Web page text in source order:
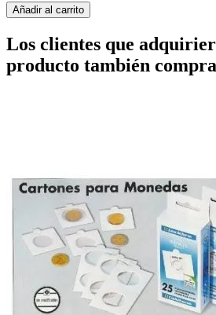
Añadir al carrito
Los clientes que
producto también